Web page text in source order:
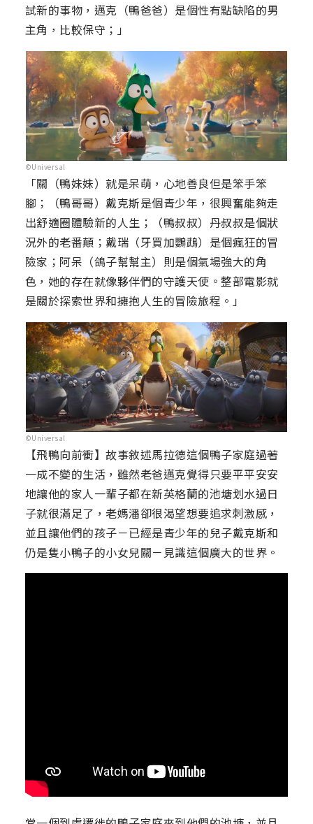
試新的事物，邁克（鴨爸爸）是個性有點缺陷的男
主角，比較保守；」
©Universal
「關（鴨妹妹）就是呆萌，心地善良但是笨手笨
腳；（鴨哥哥）戴克斯是個青少年，很興奮能夠走
出舒適圈體驗新的人生；（鴨叔叔）丹叔叔是個狀
況外的老番顛；戴瑞（牙買加鸚鵡）是個瘋狂的冒
險家；阿呆（鴿子幫幫主）則是個氣場強大的角
色，她的存在就像夥伴們的守護天使。整部電影就
是關於探索世界和擁抱人生的冒險旅程。」
©Universal
【飛鴨向前衝】故事敘述馬拉德這個鴨子家庭過著
一成不變的生活，雖然老爸邁克覺得只要平平安安
地讓他的家人一輩子都在新英格蘭的池塘划水過日
子就很滿足了，老媽潘卻很渴望想要追求刺激感，
並且讓他們的孩子－已經是青少年的兒子戴克斯和
仍是隻小鴨子的小女兒關－見識這個廣大的世界。